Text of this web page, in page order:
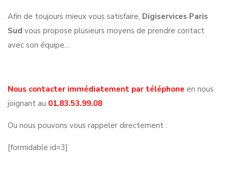
Afin de toujours mieux vous satisfaire, Digiservices Paris
Sud vous propose plusieurs moyens de prendre contact
avec son équipe…
Nous contacter immédiatement par téléphone en nous
joignant au 01.83.53.99.08
Ou nous pouvons vous rappeler directement :
[formidable id=3]